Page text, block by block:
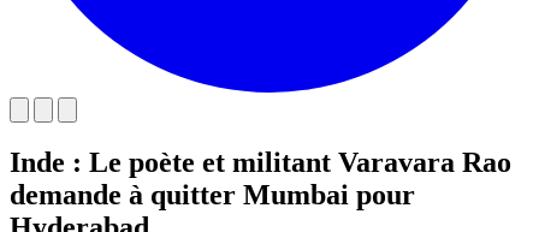
Inde : Le poète et militant Varavara Rao
demande à quitter Mumbai pour